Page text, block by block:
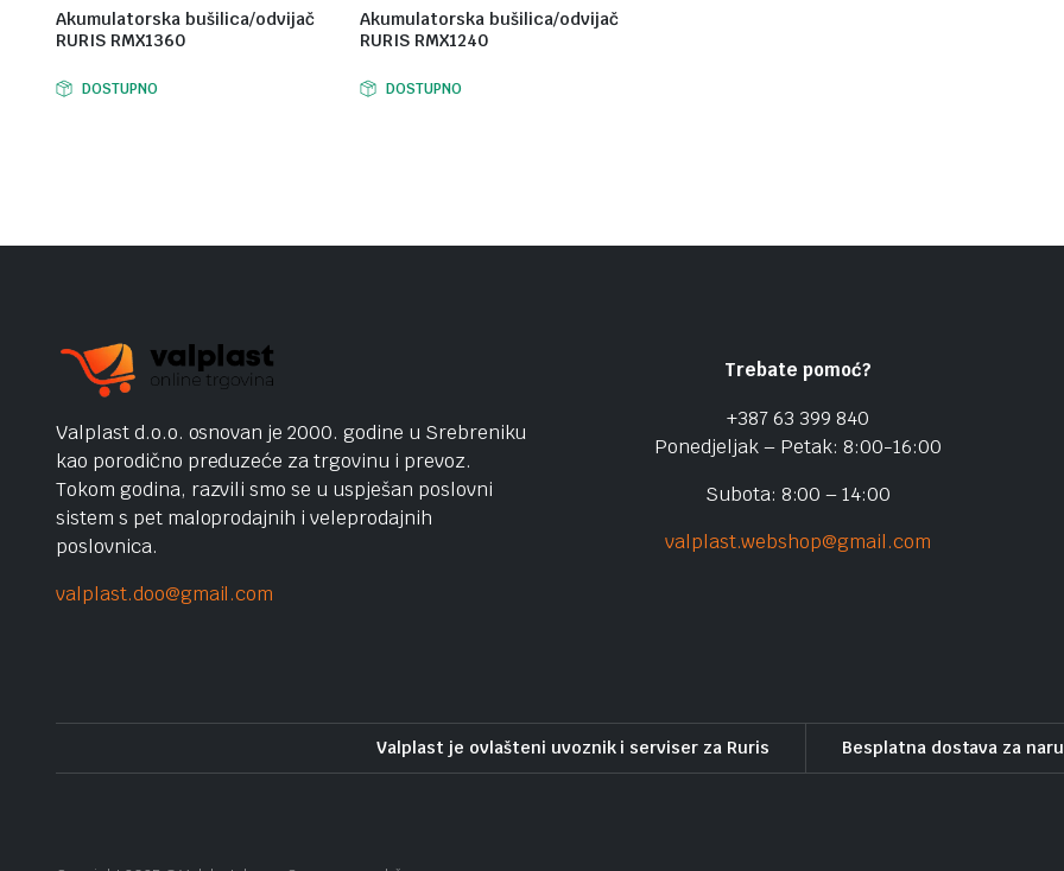
Akumulatorska bušilica/odvijač
RURIS RMX1360
DOSTUPNO
Akumulatorska bušilica/odvijač
RURIS RMX1240
DOSTUPNO
Valplast d.o.o. osnovan je 2000. godine u Srebreniku
kao porodično preduzeće za trgovinu i prevoz.
Tokom godina, razvili smo se u uspješan poslovni
sistem s pet maloprodajnih i veleprodajnih
poslovnica.
valplast.doo@gmail.com
Trebate pomoć?
+387 63 399 840
Ponedjeljak – Petak: 8:00-16:00
Subota: 8:00 – 14:00
valplast.webshop@gmail.com
Valplast je ovlašteni uvoznik i serviser za Ruris Besplatna dostava za